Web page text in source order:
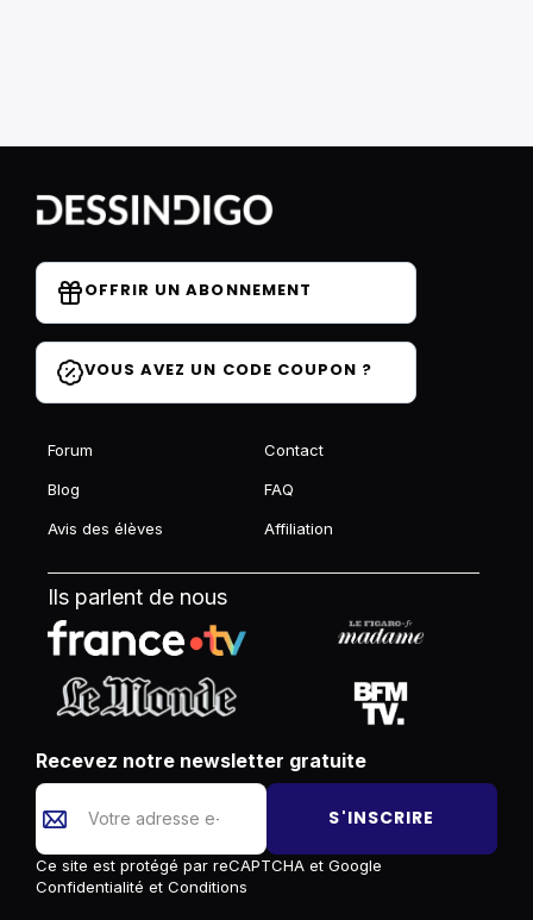
OFFRIR UN ABONNEMENT
VOUS AVEZ UN CODE COUPON ?
Forum
Blog
Avis des élèves
Contact
FAQ
Affiliation
Ils parlent de nous
Recevez notre newsletter gratuite
S'INSCRIRE
Ce site est protégé par reCAPTCHA et Google
Confidentialité et Conditions